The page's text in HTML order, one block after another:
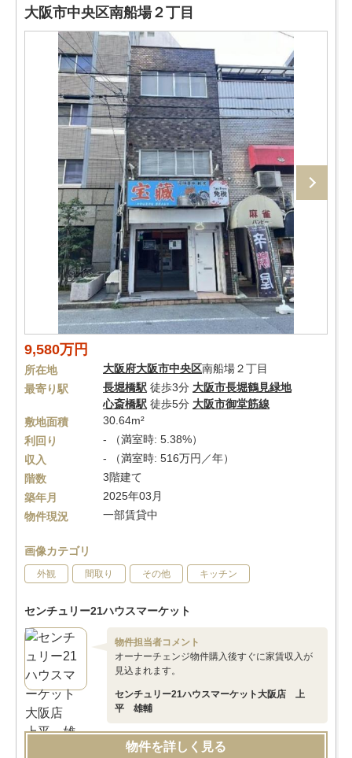
大阪市中央区南船場２丁目
9,580万円
所在地 大阪府大阪市中央区南船場２丁目
最寄り駅
長堀橋駅 徒歩3分 大阪市長堀鶴見緑地
心斎橋駅 徒歩5分 大阪市御堂筋線
敷地面積
30.64m²
利回り
- （満室時: 5.38%）
収入
- （満室時: 516万円／年）
階数
3階建て
築年月
2025年03月
物件現況
一部賃貸中
画像カテゴリ
外観 間取り その他 キッチン
センチュリー21ハウスマーケット
物件担当者コメント
オーナーチェンジ物件購入後すぐに家賃収入が
見込まれます。
センチュリー21ハウスマーケット大阪店 上
平 雄輔
物件を詳しく見る